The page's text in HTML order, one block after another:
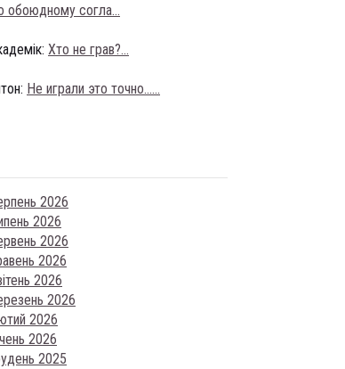
обоюдному согла...
Хто не грав?...
Не играли это точно......
2026
2026
2026
2026
2026
2026
2026
2026
2025